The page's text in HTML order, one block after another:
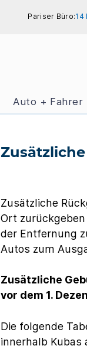
Pariser Büro:14
Auto + Fahrer
Zusätzliche
Ort
der Entfernung
Autos zum
Zusätzliche
vor dem 1.
Die folgende
innerhalb Kubas